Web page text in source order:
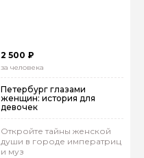
2 500 ₽
за человека
Петербург глазами
женщин: история для
девочек
Откройте тайны женской
души в городе императриц
и муз